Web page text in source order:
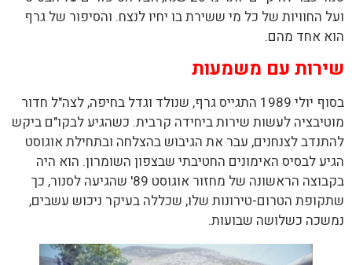
ועל החוויות של כל מי ששירת בו יחיו לנצח. והסיפור של גרף
הוא אחד מהם.
שירות עם משמעות
בסוף יולי 1989 התגייס גרף, שנולד וגדל בחיפה, לצה"ל חדור
מוטיבציה לעשות שירות ביחידה קרבית. כשהגיע לבקו"ם ביקש
להתנדב לצנחנים, עבר את הגיבוש בהצלחה ובתחילת אוגוסט
הגיע לבסיס האימונים החטיבתי שבצפון השומרון. הוא היה
בקבוצה הראשונה של מחזור אוגוסט 89' שהגיעה לסנור, כך
שתקופת הטרום-טירונות שלו, שכללה בעיקר ניכוש עשבים,
נמשכה כשלושה שבועות.